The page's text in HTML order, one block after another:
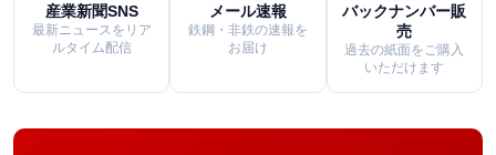
産業新聞SNS
最新ニュースをリア
ルタイム配信
メール速報
鉄鋼・非鉄の速報を
お届け
バックナンバー販
売
過去の紙面をご購入
いただけます